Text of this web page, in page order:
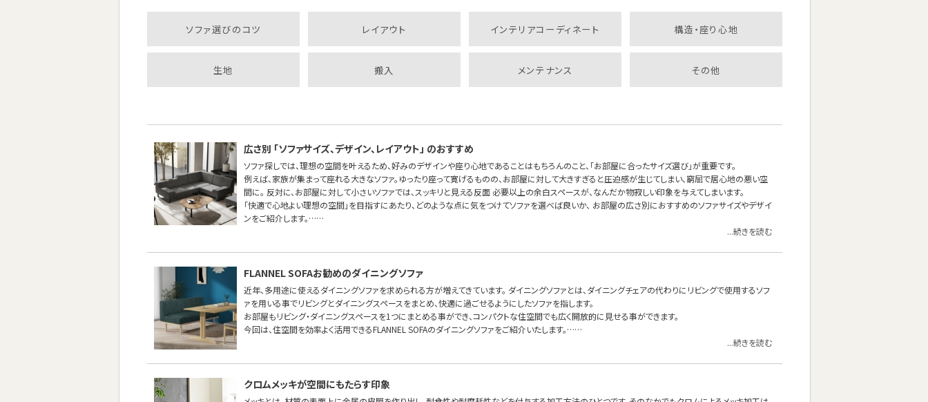
ソファ選びのコツ レイアウト インテリアコーディネート 構造・座り心地
生地 搬入 メンテナンス その他
広さ別 「ソファサイズ、デザイン、レイアウト」 のおすすめ
ソファ探しでは、理想の空間を叶えるため、好みのデザインや座り心地であることはもちろんのこと、「お部屋に合ったサイズ選び」が重要です。
例えば、家族が集まって座れる大きなソファ。ゆったり座って寛げるものの、お部屋に対して大きすぎると圧迫感が生じてしまい、窮屈で居心地の悪い空
間に。 反対に、お部屋に対して小さいソファでは、スッキリと見える反面 必要以上の余白スペースが、なんだか物寂しい印象を与えてしまいます。
「快適で心地よい理想の空間」を目指すにあたり、どのような点に気をつけてソファを選べば良いか、 お部屋の広さ別におすすめのソファサイズやデザイ
ンをご紹介します。……
...続きを読む
FLANNEL SOFAお勧めのダイニングソファ
近年、多用途に使えるダイニングソファを求められる方が増えてきています。 ダイニングソファとは、ダイニングチェアの代わりにリビングで使用するソフ
ァを用いる事でリビングとダイニングスペースをまとめ、快適に過ごせるようにしたソファを指します。
お部屋もリビング・ダイニングスペースを1つにまとめる事ができ、コンパクトな住空間でも広く開放的に見せる事ができます。
今回は、住空間を効率よく活用できるFLANNEL SOFAのダイニングソファをご紹介いたします。……
...続きを読む
クロムメッキが空間にもたらす印象